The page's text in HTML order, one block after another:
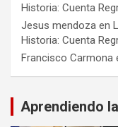
Historia: Cuenta
Jesus mendoza en
Historia: Cuenta
Francisco Carmona
Aprendiendo